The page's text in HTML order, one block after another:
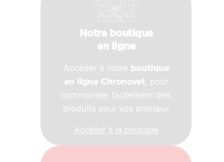
Notre boutique
en ligne
Accéder à notre boutique
en ligne Chronovet, pour
commander facilement des
produits pour vos animaux
Accéder à la boutique